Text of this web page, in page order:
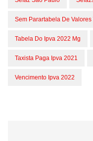
Sem Parartabela De
Tabela Do Ipva 2022 Mg
Taxista Paga Ipva 2021
Vencimento Ipva 2022